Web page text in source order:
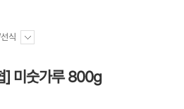
식
] 미숫가루 800g